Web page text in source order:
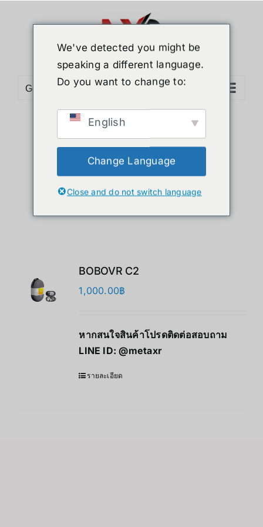
Go to...
Sort byDefault Order
Show12 Products
BOBOVR C2
1,000.00฿
หากสนใจสินค้าโปรดติดต่อสอบถาม
LINE ID:@metaxr
รายละเอียด
We've detected you might be
speaking a different language.
Do you want to change to:
English
Change Language
Close and do not switch language